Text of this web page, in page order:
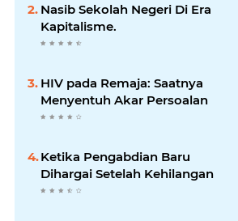
Nasib Sekolah Negeri Di Era
Kapitalisme.
HIV pada Remaja: Saatnya
Menyentuh Akar Persoalan
Ketika Pengabdian Baru
Dihargai Setelah Kehilangan